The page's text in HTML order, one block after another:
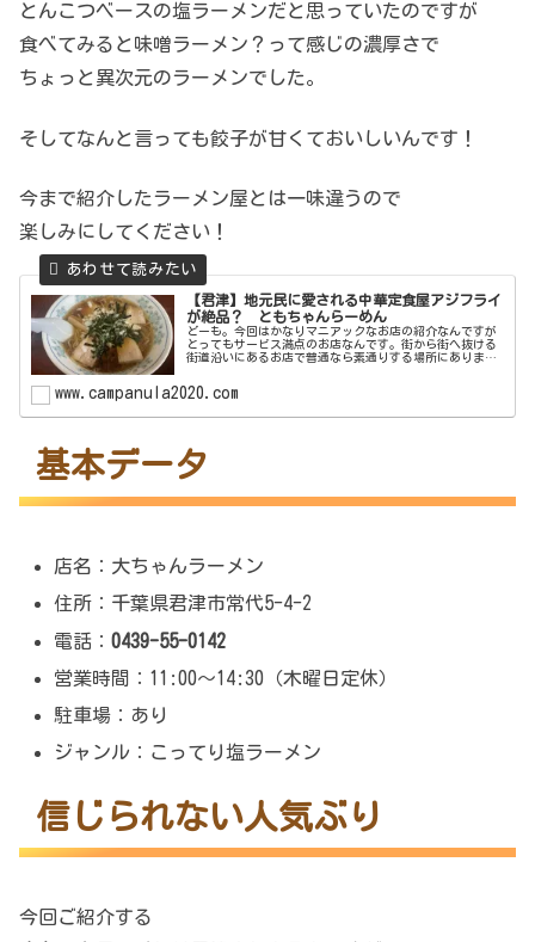
とんこつベースの塩ラーメンだと思っていたのですが
食べてみると味噌ラーメン？って感じの濃厚さで
ちょっと異次元のラーメンでした。
そしてなんと言っても餃子が甘くておいしいんです！
今まで紹介したラーメン屋とは一味違うので
楽しみにしてください！
【君津】地元民に愛される中華定食屋アジフライ
が絶品？ ともちゃんらーめん
どーも。今回はかなりマニアックなお店の紹介なんですが
とってもサービス満点のお店なんです。街から街へ抜ける
街道沿いにあるお店で普通なら素通りする場所にありま
www.campanula2020.com
基本データ
店名：大ちゃんラーメン
住所：千葉県君津市常代5-4-2
電話：0439-55-0142
営業時間：11:00～14:30（木曜日定休）
駐車場：あり
ジャンル：こってり塩ラーメン
信じられない人気ぶり
今回ご紹介する